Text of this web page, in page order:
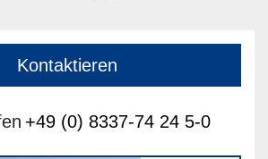
Kontaktieren
+49 (0) 8337-74 24 5-0